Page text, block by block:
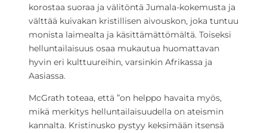
korostaa suoraa ja välitöntä Jumala-kokemusta ja
välttää kuivakan kristillisen aivouskon, joka tuntuu
monista laimealta ja käsittämättömältä. Toiseksi
helluntailaisuus osaa mukautua huomattavan
hyvin eri kulttuureihin, varsinkin Afrikassa ja
Aasiassa.
McGrath toteaa, että ”on helppo havaita myös,
mikä merkitys helluntailaisuudella on ateismin
kannalta. Kristinusko pystyy keksimään itsensä